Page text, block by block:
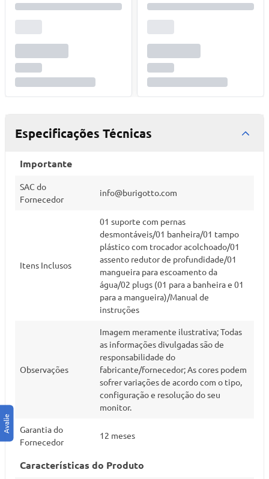
Especificações Técnicas
Importante
SAC do
Fornecedor
info@burigotto.com
Itens Inclusos
01 suporte com pernas
desmontáveis/01 banheira/01 tampo
plástico com trocador acolchoado/01
assento redutor de profundidade/01
mangueira para escoamento da
água/02 plugs (01 para a banheira e 01
para a mangueira)/Manual de
instruções
Observações
Imagem meramente ilustrativa; Todas
as informações divulgadas são de
responsabilidade do
fabricante/fornecedor; As cores podem
sofrer variações de acordo com o tipo,
configuração e resolução do seu
monitor.
Garantia do
Fornecedor
12 meses
Características do Produto